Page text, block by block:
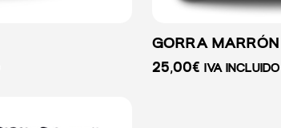
GORRA MARRÓN
25,00€ IVA INCLUIDO